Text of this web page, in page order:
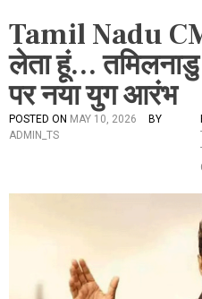
Tamil Nadu
लेता हूं…
पर नया युग आरंभ
POSTED ON MAY 10, 2026
BY
ADMIN_TS